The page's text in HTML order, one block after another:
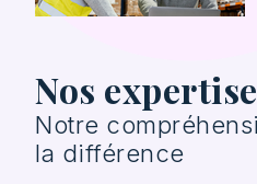
Nos
Notre
la différence